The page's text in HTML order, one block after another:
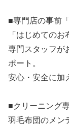
■専門店の事前
「はじめての
専門スタッフが
ポート。
安心・安全に加
■クリーニング
羽毛布団のメン